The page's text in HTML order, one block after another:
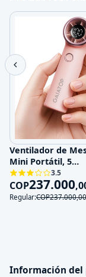
Ventilador de
Mini Portátil, 5
Velocidades, 5V,
Recargable
3.5
COP237.000,
Regular:COP237.000,00
Información del